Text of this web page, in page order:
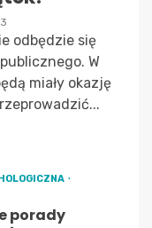
odbędzie się
W
miały okazję
porady